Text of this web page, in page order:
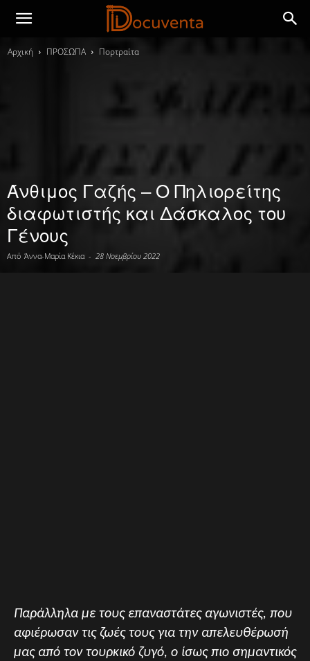
Αρχική ΠΡΟΣΩΠΑ Πορτραίτα
Άνθιμος Γαζής – Ο Πηλιορείτης
διαφωτιστής και Δάσκαλος του
Γένους
Από Άννα-Μαρία Κέκια - 28 Νοεμβρίου 2022
Παράλληλα με τους επαναστάτες αγωνιστές, που
αφιέρωσαν τις ζωές τους για την απελευθέρωσή
μας από τον τουρκικό ζυγό, ο ίσως πιο σημαντικός